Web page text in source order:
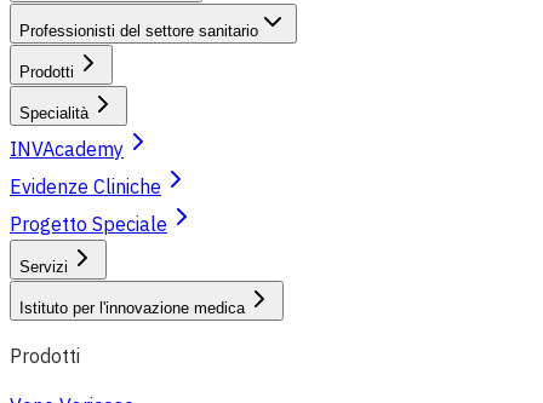
Professionisti del settore sanitario
Prodotti
Specialità
INVAcademy
Evidenze Cliniche
Progetto Speciale
Servizi
Istituto per l'innovazione medica
Prodotti